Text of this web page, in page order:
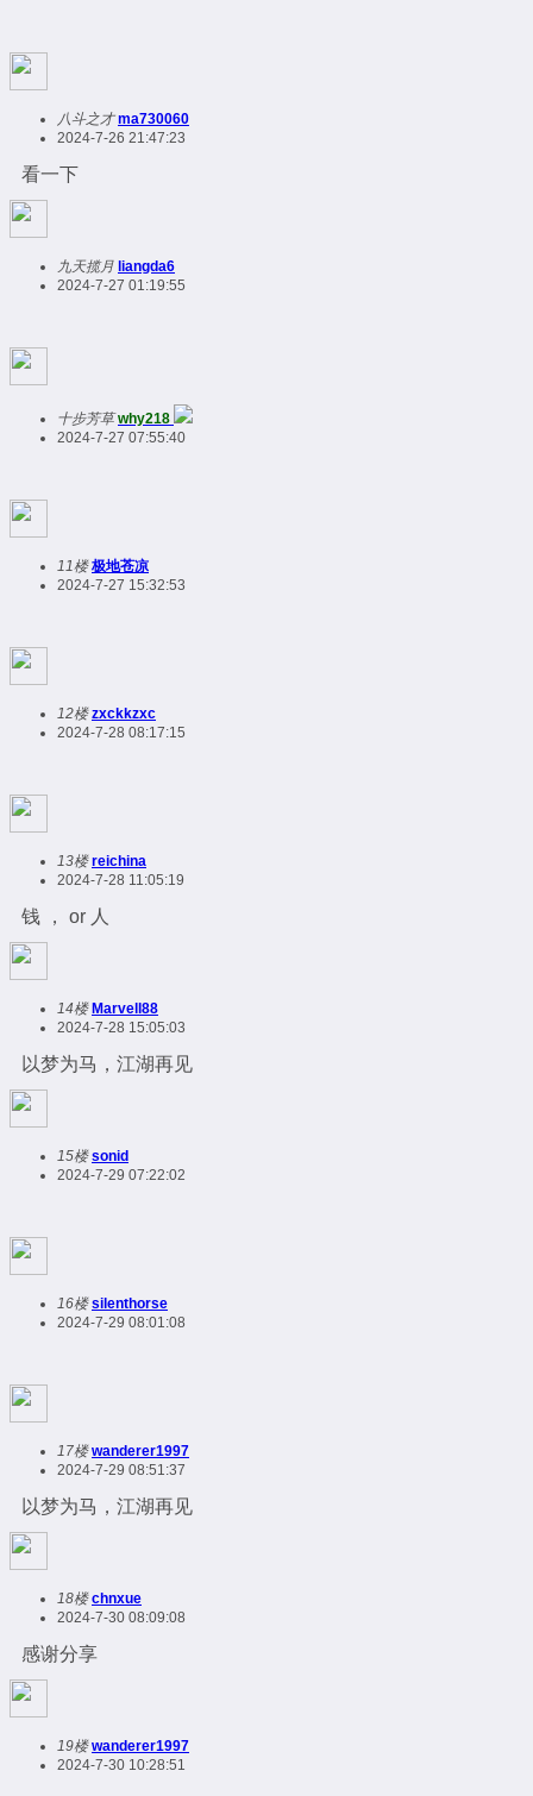
八斗之才 ma730060
2024-7-26 21:47:23
看一下
九天揽月 liangda6
2024-7-27 01:19:55
十步芳草 why218
2024-7-27 07:55:40
11楼 极地苍凉
2024-7-27 15:32:53
12楼 zxckkzxc
2024-7-28 08:17:15
13楼 reichina
2024-7-28 11:05:19
钱 ， or 人
14楼 Marvell88
2024-7-28 15:05:03
以梦为马，江湖再见
15楼 sonid
2024-7-29 07:22:02
16楼 silenthorse
2024-7-29 08:01:08
17楼 wanderer1997
2024-7-29 08:51:37
以梦为马，江湖再见
18楼 chnxue
2024-7-30 08:09:08
感谢分享
19楼 wanderer1997
2024-7-30 10:28:51